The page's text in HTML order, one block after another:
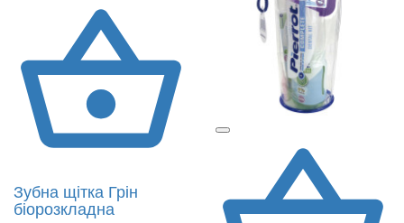
Зубна щітка Грін
біорозкладна